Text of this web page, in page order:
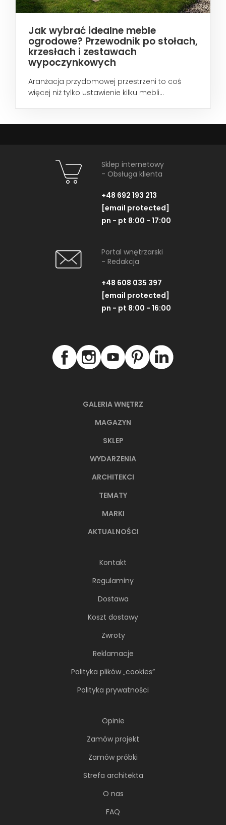
Jak wybrać idealne meble
ogrodowe? Przewodnik po stołach,
krzesłach i zestawach
wypoczynkowych
Aranżacja przydomowej przestrzeni to coś
więcej niż tylko ustawienie kilku mebli...
GALERIA WNĘTRZ
MAGAZYN
SKLEP
WYDARZENIA
ARCHITEKCI
TEMATY
MARKI
AKTUALNOŚCI
Kontakt
Regulaminy
Dostawa
Koszt dostawy
Zwroty
Reklamacje
Polityka plików „cookies”
Polityka prywatności
Opinie
Zamów projekt
Zamów próbki
Strefa architekta
O nas
FAQ
Sklep internetowy
- Obsługa klienta
+48 692 193 213
[email protected]
pn - pt 8:00 - 17:00
Portal wnętrzarski
- Redakcja
+48 608 035 397
[email protected]
pn - pt 8:00 - 16:00